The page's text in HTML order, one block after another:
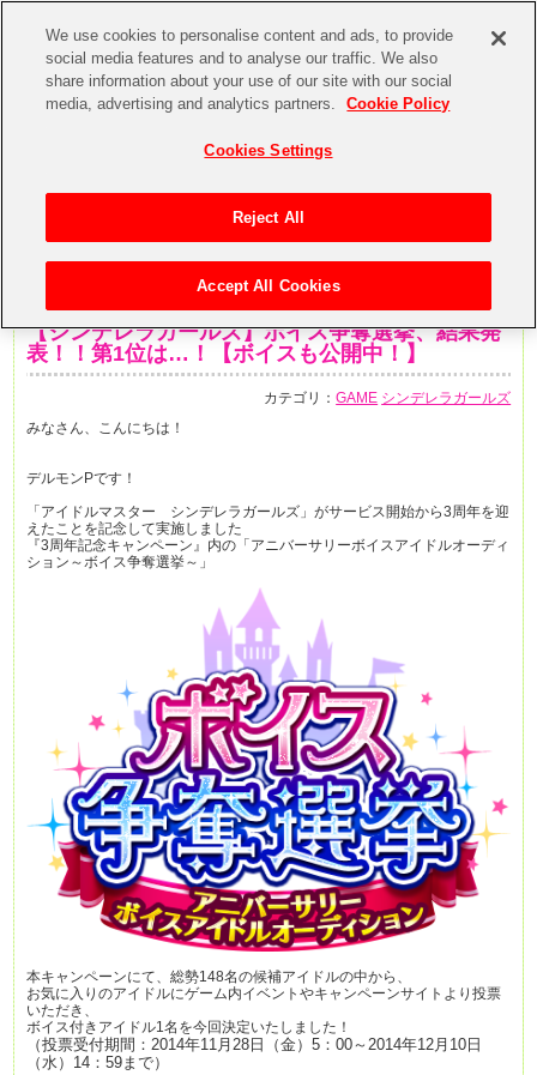
【シンデレラガールズ】ボイス争奪選挙、結果発
表！！第1位は…！【ボイスも公開中！】
カテゴリ：GAME シンデレラガールズ
みなさん、こんにちは！
デルモンPです！
「アイドルマスター シンデレラガールズ」がサービス開始から3周年を迎
えたことを記念して実施しました
『3周年記念キャンペーン』内の「アニバーサリーボイスアイドルオーディ
ション～ボイス争奪選挙～」
本キャンペーンにて、総勢148名の候補アイドルの中から、
お気に入りのアイドルにゲーム内イベントやキャンペーンサイトより投票
いただき、
ボイス付きアイドル1名を今回決定いたしました！
（投票受付期間：2014年11月28日（金）5：00～2014年12月10日
（水）14：59まで）
We use cookies to personalise content and ads, to provide
social media features and to analyse our traffic. We also
share information about your use of our site with our social
media, advertising and analytics partners.
Cookie Policy
Cookies Settings
Reject All
Accept All Cookies